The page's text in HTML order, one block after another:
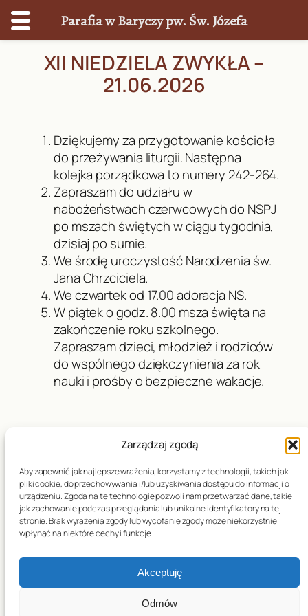
Zarządzaj zgodą
Aby zapewnić jak najlepsze wrażenia, korzystamy z technologii, takich jak
pliki cookie, do przechowywania i/lub uzyskiwania dostępu do informacji o
urządzeniu. Zgoda na te technologie pozwoli nam przetwarzać dane, takie
jak zachowanie podczas przeglądania lub unikalne identyfikatory na tej
stronie. Brak wyrażenia zgody lub wycofanie zgody może niekorzystnie
wpłynąć na niektóre cechy i funkcje.
Akceptuję
Odmów
PrzejdźXII NIEDZIELA ZWYKŁA –
21.06.2026
Dziękujemy za przygotowanie kościoła
do przeżywania liturgii. Następna
kolejka porządkowa to numery 242-264.
Zapraszam do udziału w
nabożeństwach czerwcowych do NSPJ
po mszach świętych w ciągu tygodnia,
dzisiaj po sumie.
We środę uroczystość Narodzenia św.
Jana Chrzciciela.
We czwartek od 17.00 adoracja NS.
W piątek o godz. 8.00 msza święta na
zakończenie roku szkolnego.
Zapraszam dzieci, młodzież i rodziców
do wspólnego dziękczynienia za rok
nauki i prośby o bezpieczne wakacje.
Data publikacji:20.06.2026
← XI NIEDZIELA
XIII NIEDZIELA ZWYKŁA
Parafia w Baryczy pw. Św. Józefa